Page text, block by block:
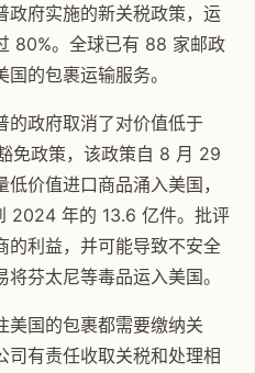
政府实施的新关税政策，运
80%。全球已有 88 家邮政
的包裹运输服务。
的政府取消了对价值低于
免政策，该政策自 8 月 29
价值进口商品涌入美国，
2024 年的 13.6 亿件。批评
的利益，并可能导致不安全
芬太尼等毒品运入美国。
美国的包裹都需要缴纳关
司有责任收取关税和处理相